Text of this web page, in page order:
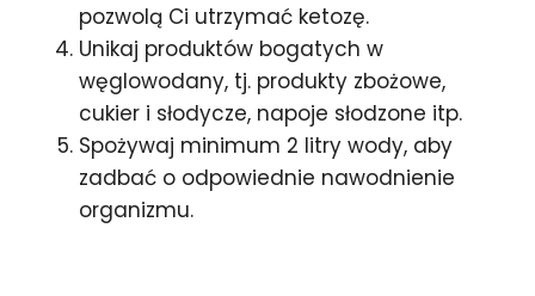
pozwolą Ci utrzymać ketozę.
Unikaj produktów bogatych w
węglowodany, tj. produkty zbożowe,
cukier i słodycze, napoje słodzone itp.
Spożywaj minimum 2 litry wody, aby
zadbać o odpowiednie nawodnienie
organizmu.